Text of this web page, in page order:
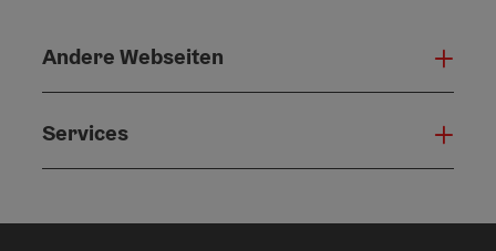
Andere Webseiten
Services